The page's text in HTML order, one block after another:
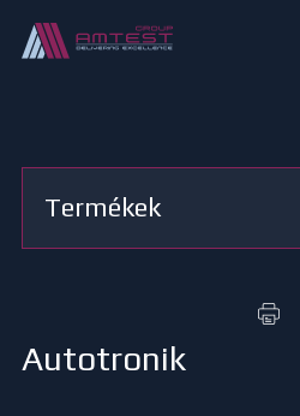
Termékek
Autotronik